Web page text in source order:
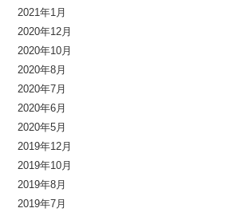
2021年1月
2020年12月
2020年10月
2020年8月
2020年7月
2020年6月
2020年5月
2019年12月
2019年10月
2019年8月
2019年7月